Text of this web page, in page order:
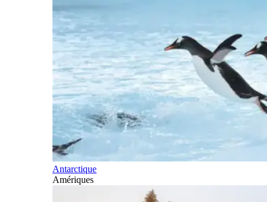
Antarctique
Amériques